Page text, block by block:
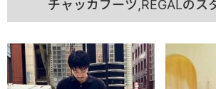
チャッカブーツ,REGALのス